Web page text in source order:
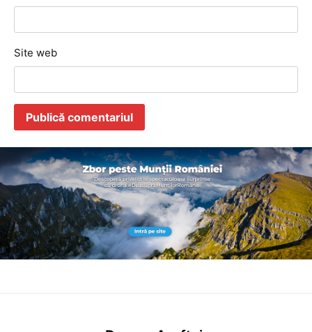
Site web